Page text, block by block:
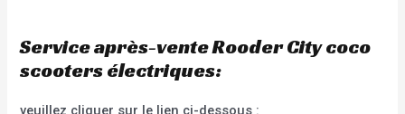
Service après-vente Rooder City coco
scooters électriques:
veuillez cliquer sur le lien ci-dessous :